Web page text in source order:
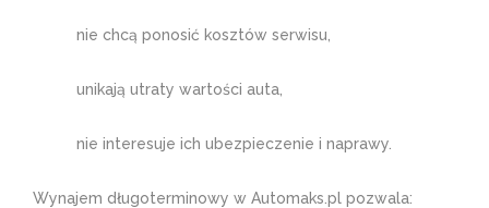
nie chcą ponosić kosztów serwisu,
unikają utraty wartości auta,
nie interesuje ich ubezpieczenie i naprawy.
Wynajem długoterminowy w Automaks.pl pozwala: